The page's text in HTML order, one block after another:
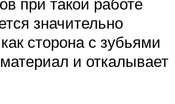
значительно
сторона с зубьями
и откалывает